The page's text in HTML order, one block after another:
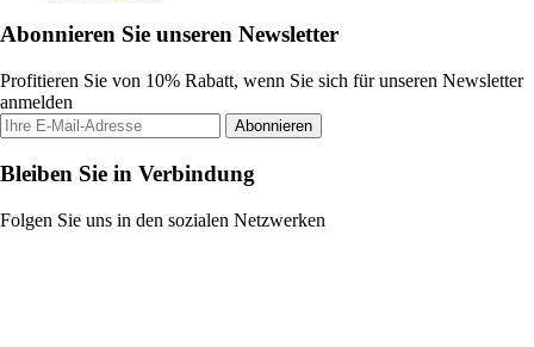
Abonnieren Sie unseren Newsletter
Profitieren Sie von 10% Rabatt, wenn Sie sich für unseren Newsletter
anmelden
Abonnieren
Bleiben Sie in Verbindung
Folgen Sie uns in den sozialen Netzwerken